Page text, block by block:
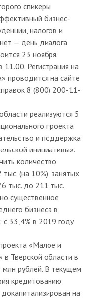
спикеры
бизнес-
налогов и
— день диалога
23 ноября.
Регистрация на
проводится на сайте
8 (800) 200-11-
реализуются 5
проекта
и поддержка
инициативы».
количество
(на 10%), занятых
тыс. до 211 тыс.
существенное
бизнеса в
с 33,4% в 2019 году
«Малое и
в Тверской области в
рублей. В текущем
кредитованию
на